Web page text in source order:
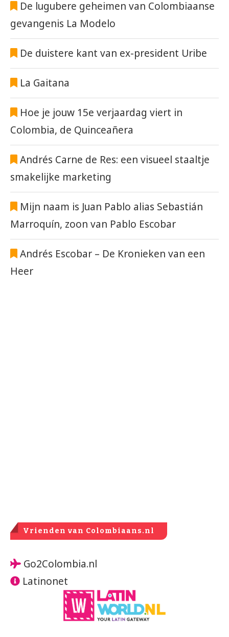
De lugubere geheimen van Colombiaanse
gevangenis La Modelo
De duistere kant van ex-president Uribe
La Gaitana
Hoe je jouw 15e verjaardag viert in
Colombia, de Quinceañera
Andrés Carne de Res: een visueel staaltje
smakelijke marketing
Mijn naam is Juan Pablo alias Sebastián
Marroquín, zoon van Pablo Escobar
Andrés Escobar – De Kronieken van een
Heer
Vrienden van Colombiaans.nl
Go2Colombia.nl
Latinonet